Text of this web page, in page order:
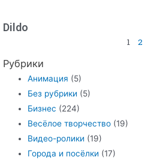
Dildo
1 2
Рубрики
Анимация (5)
Без рубрики (5)
Бизнес (224)
Весёлое творчество (19)
Видео-ролики (19)
Города и посёлки (17)